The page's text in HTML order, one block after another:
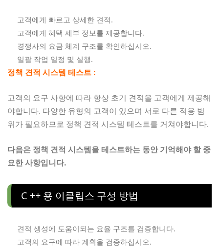
고객에게 빠르고 상세한 견적.
고객에게 혜택 세부 정보를 제공합니다.
경쟁사의 요금 체계 구조를 확인하십시오.
일괄 작업 일정 및 실행.
정책 견적 시스템 테스트 :
고객의 요구 사항에 따라 항상 초기 견적을 고객에게 제공해
야합니다. 다양한 유형의 고객이 있으며 서로 다른 적용 범
위가 필요하므로 정책 견적 시스템 테스트를 거쳐야합니다.
다음은 정책 견적 시스템을 테스트하는 동안 기억해야 할 중
요한 사항입니다.
C ++ 용 이클립스 구성 방법
견적 생성에 도움이되는 요율 구조를 검증합니다.
고객의 요구에 따라 계획을 검증하십시오.